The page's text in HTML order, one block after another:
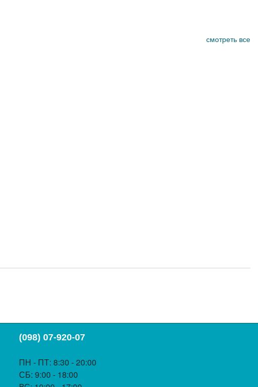
смотреть все
(098) 07-920-07
ПН - ПТ: 8:30 - 20:00
СБ: 9:00 - 18:00